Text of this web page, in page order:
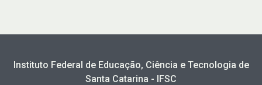
Instituto Federal de Educação, Ciência e Tecnologia de
Santa Catarina - IFSC